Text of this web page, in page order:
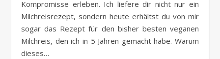
Kompromisse erleben. Ich liefere dir nicht nur ein
Milchreisrezept, sondern heute erhältst du von mir
sogar das Rezept für den bisher besten veganen
Milchreis, den ich in 5 Jahren gemacht habe. Warum
dieses…